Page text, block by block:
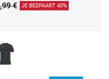
€ JE BESPAART 40%